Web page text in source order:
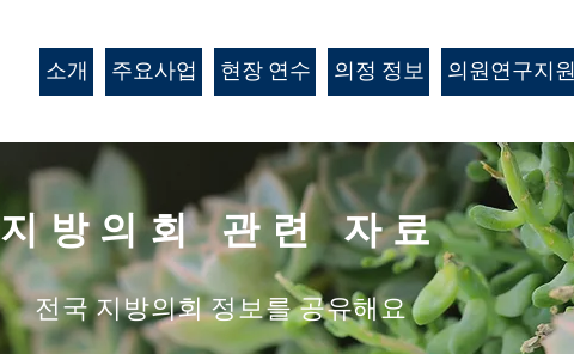
소개 주요사업 현장 연수 의정 정보 의원연구지원
지방의회 관련 자료
​전국 지방의회 정보를 공유해요